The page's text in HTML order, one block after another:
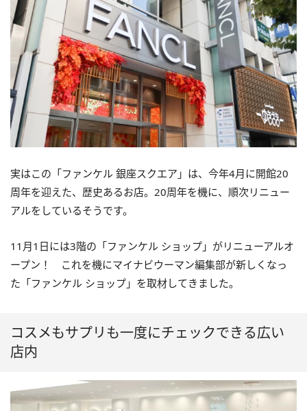
実はこの「ファンケル 銀座スクエア」は、今年4月に開館20
周年を迎えた、歴史あるお店。20周年を機に、順次リニュー
アルをしているそうです。
11月1日には3階の「ファンケル ショップ」がリニューアルオ
ープン！ これを機にマイナビウーマン編集部が新しくなっ
た「ファンケル ショップ」を取材してきました。
コスメもサプリも一度にチェックできる広い
店内